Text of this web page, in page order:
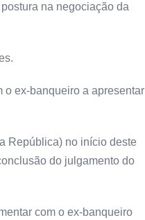
na negociação da
o ex-banqueiro a apresentar
República) no início deste
do julgamento do
com o ex-banqueiro